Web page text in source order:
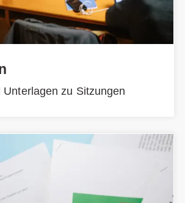
Unterlagen zu Sitzungen